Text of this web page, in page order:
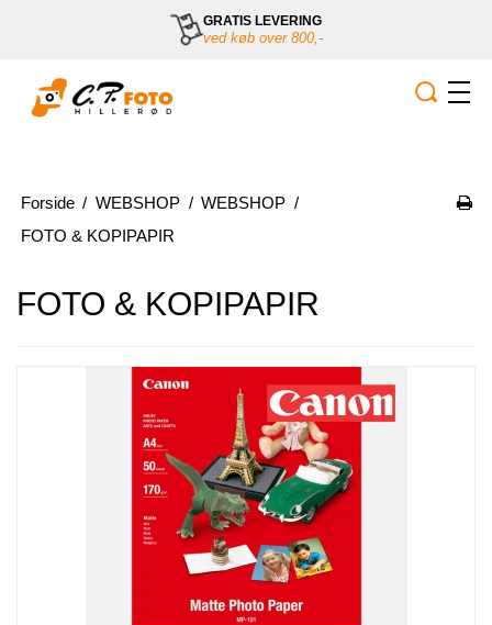
GRATIS LEVERING
ved køb over 800,-
Forside / WEBSHOP / WEBSHOP /
FOTO & KOPIPAPIR
FOTO & KOPIPAPIR